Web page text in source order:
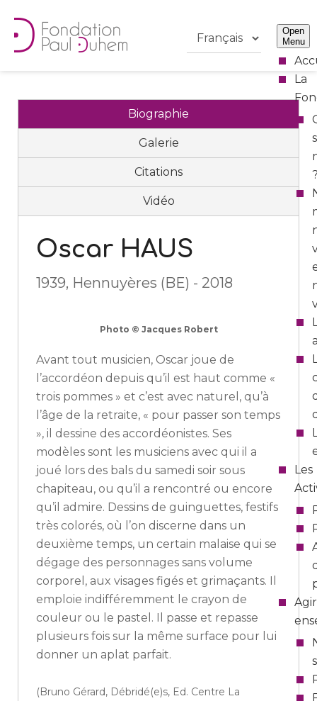
Open
Menu
La
Les
Agir
Biographie
Galerie
Citations
Vidéo
Oscar HAUS
1939, Hennuyères (BE) - 2018
Photo © Jacques Robert
Avant tout musicien, Oscar joue de
l’accordéon depuis qu’il est haut comme «
trois pommes » et c’est avec naturel, qu’à
l’âge de la retraite, « pour passer son temps
», il dessine des accordéonistes. Ses
modèles sont les musiciens avec qui il a
joué lors des bals du samedi soir sous
chapiteau, ou qu’il a rencontré ou encore
qu’il admire. Dessins de guinguettes, festifs
très colorés, où l’on discerne dans un
deuxième temps, un certain malaise qui se
dégage des personnages sans volume
corporel, aux visages figés et grimaçants. Il
emploie indifféremment le crayon de
couleur ou le pastel. Il passe et repasse
plusieurs fois sur la même surface pour lui
donner un aplat parfait.
(Bruno Gérard, Débridé(e)s, Ed. Centre La